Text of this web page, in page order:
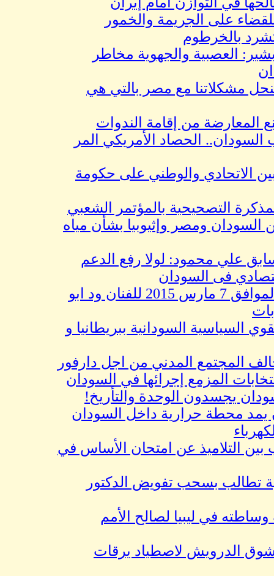
على الجريمة والخمور
العصبية والجهوية مخاطر
مع مصر بالتي هي
من إقامة الندوات
الحصاد الأمريكي المر
والوطني على حكومة
التصحيحية بالمؤتمر الشعبي
ومصر وإثيوبيا بشأن مياه
علي محمود: لولا رفع الدعم
فى السودان
كاركاتير اليوم الموافق 7 مارس 2015 للفنان ود ابو
السودانية ببريطانيا و
المدني من اجل دارفور
المزمع إجرائها في السودان
يجسدون الوحدة والتأريخ!
حرارية داخل السودان
التلاميذ عن امتحان الأساس في
بسحب تفويض الدكتور
في ليبيا لصالح الأمم
لاصطياد يرقات